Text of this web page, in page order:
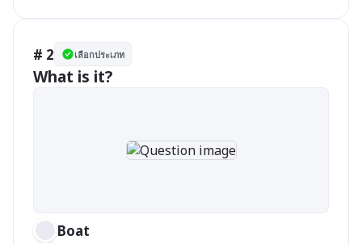
# 2 เลือกประเภท
What is it?
Boat